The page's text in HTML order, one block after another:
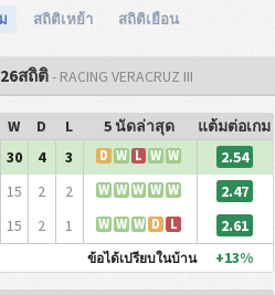
สถิติเหย้า สถิติเยือน
สถิติ- RACING VERACRUZ III
W D L 5 นัดล่าสุด แต้มต่อเกม
30 4 3 D W L W W 2.54
15 2 2 W W W W W 2.47
15 2 1 W W W D L 2.61
ข้อได้เปรียบในบ้าน +13%